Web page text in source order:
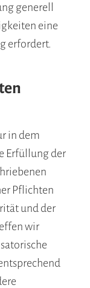
generell
eine
erfordert.
in dem
Erfüllung der
Pflichten
und der
wir